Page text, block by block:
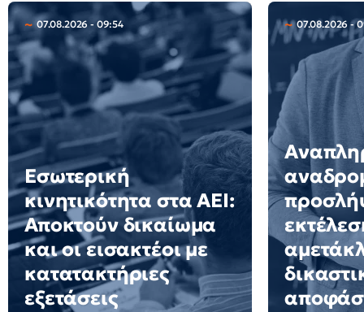
07.08.2026 - 09:54
Εσωτερική
κινητικότητα στα ΑΕΙ:
Αποκτούν δικαίωμα
και οι εισακτέοι με
κατατακτήριες
εξετάσεις
07.08.2026 -